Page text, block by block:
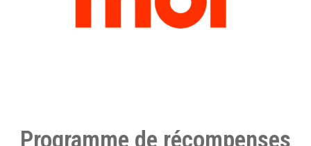
Programme de récompenses